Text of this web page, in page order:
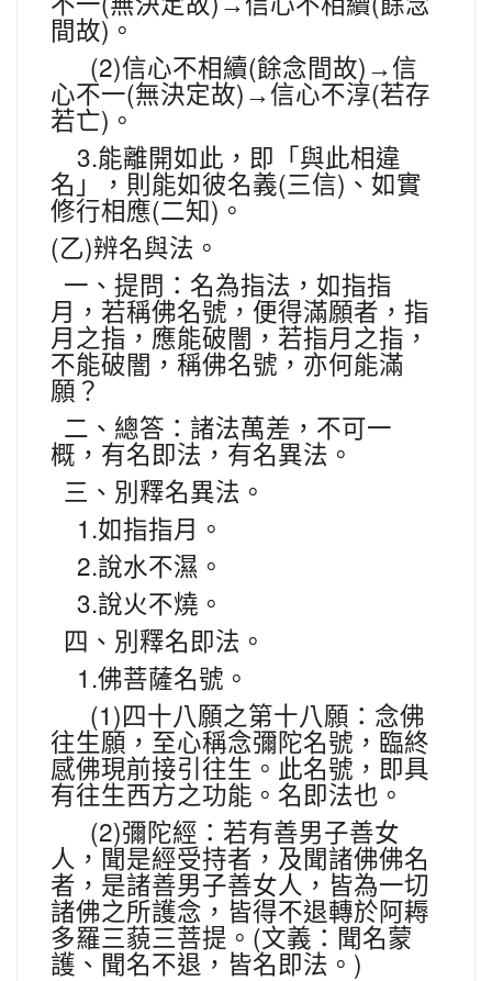
間故) 。
(2)信心不相續(餘念間故) →信
心不一(無決定故) →信心不淳(若存
若亡) 。
3.能離開如此，即「與此相違
名」，則能如彼名義(三信) 、如實
修行相應(二知 ) 。
(乙)辨名與法。
一、提問：名為指法，如指指
月，若稱佛名號，便得滿願者，指
月之指，應能破闇，若指月之指，
不能破闇，稱佛名號，亦何能滿
願？
二、總答：諸法萬差，不可一
概，有名即法，有名異法。
三、別釋名異法。
1.如指指月。
2.說水不濕。
3.說火不燒。
四、別釋名即法。
1.佛菩薩名號。
(1) 四十八願之第十八願：念佛
往生願，至心稱念彌陀名號，臨終
感佛現前接引往生。此名號，即具
有往生西方之功能。名即法也。
(2)彌陀經：若有善男子善女
人，聞是經受持者，及聞諸佛佛名
者，是諸善男子善女人，皆為一切
諸佛之所護念，皆得不退轉於阿耨
多羅三藐三菩提。 (文義：聞名蒙
護、聞名不退，皆名即法。 )